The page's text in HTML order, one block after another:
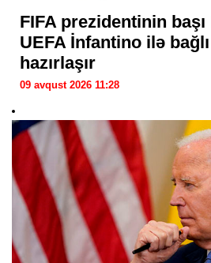
FIFA prezidentinin
UEFA İnfantino ilə
hazırlaşır
09 avqust 2026 11:28